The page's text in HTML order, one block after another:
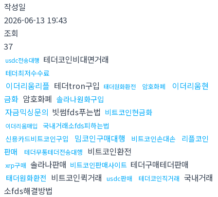
작성일
2026-06-13 19:43
조회
37
usdc전송대행 테더코인비대면거래
테더최저수수료
이더리움리플 테더tron구입 태더원화환전 암호화폐
이더리움현
금화 암호화폐 솔라나원화구입
자금믹싱문의 빗썸fds푸는법 비트코인현금화
이더리움매입
국내거래소fds피하는법
신용카드비트코인구입
밈코인구매대행 비트코인손대손
리플코인
판매
테더무통테더전송대행 비트코인환전
xrp구매 솔라나판매 비트코인판매사이트 테더구매테더판매
태더원화환전 비트코인퀵거래 usdc판매 테더코인직거래 국내거래
소fds해결방법